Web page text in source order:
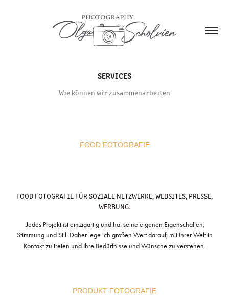
SERVICES
Wie können wir zusammenarbeiten
FOOD FOTOGRAFIE
FOOD FOTOGRAFIE FÜR SOZIALE NETZWERKE, WEBSITES, PRESSE,
WERBUNG.
Jedes Projekt ist einzigartig und hat seine eigenen Eigenschaften,
Stimmung und Stil. Daher lege ich großen Wert darauf, mit Ihrer Welt in
Kontakt zu treten und Ihre Bedürfnisse und Wünsche zu verstehen.
PRODUKT FOTOGRAFIE